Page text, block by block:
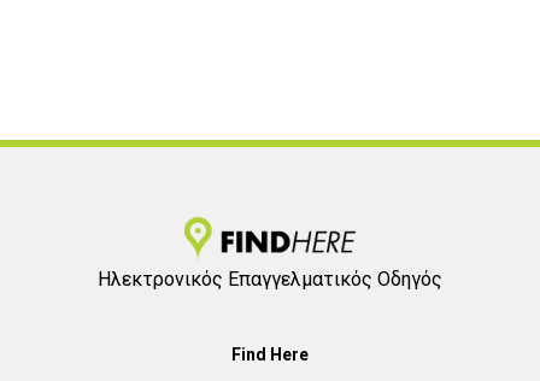
Ηλεκτρονικός Επαγγελματικός Οδηγός
Find Here